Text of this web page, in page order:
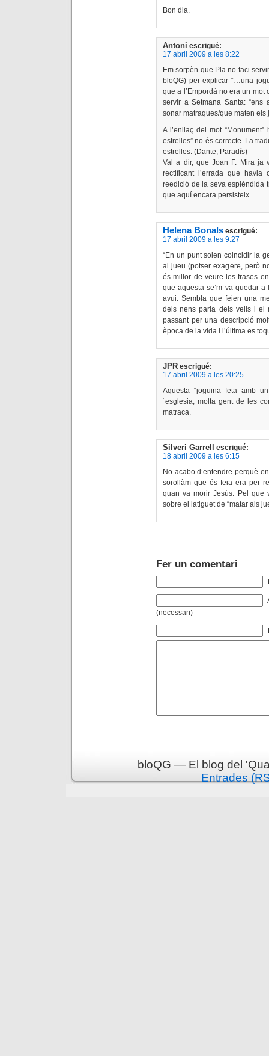
Bon dia.
Antoni escrigué:
17 abril 2009 a les 8:22
Em sorpèn que Pla no faci
bloQG) per explicar “…una
que a l’Empordà no era un
servir a Setmana Santa: “ens
sonar matraques/que maten els
A l’enllaç del mot
estrelles” no és correcte. La
estrelles. (Dante, Paradís)
Val a dir, que Joan F. Mira ja
rectificant l’errada que
reedició de la seva esplèndida
que aquí encara persisteix.
Helena Bonals escrigué:
17 abril 2009 a les 9:27
“En un punt solen coincidir la
al jueu (potser exagere, però
és millor de veure les frases
que aquesta se’m va quedar
avui. Sembla que feien una
dels nens parla dels vells i el
passant per una descripció
època de la vida i l’última es
JPR escrigué:
17 abril 2009 a les 20:25
Aquesta “joguina feta amb
´esglesia, molta gent de les
matraca.
Silveri Garrell escrigué:
18 abril 2009 a les 6:15
No acabo d’entendre perquè
sorollàm que és feia era per
quan va morir Jesús. Pel que
sobre el latiguet de “matar als
Fer un comentari
(necessari)
bloQG — El blog del
Entrades